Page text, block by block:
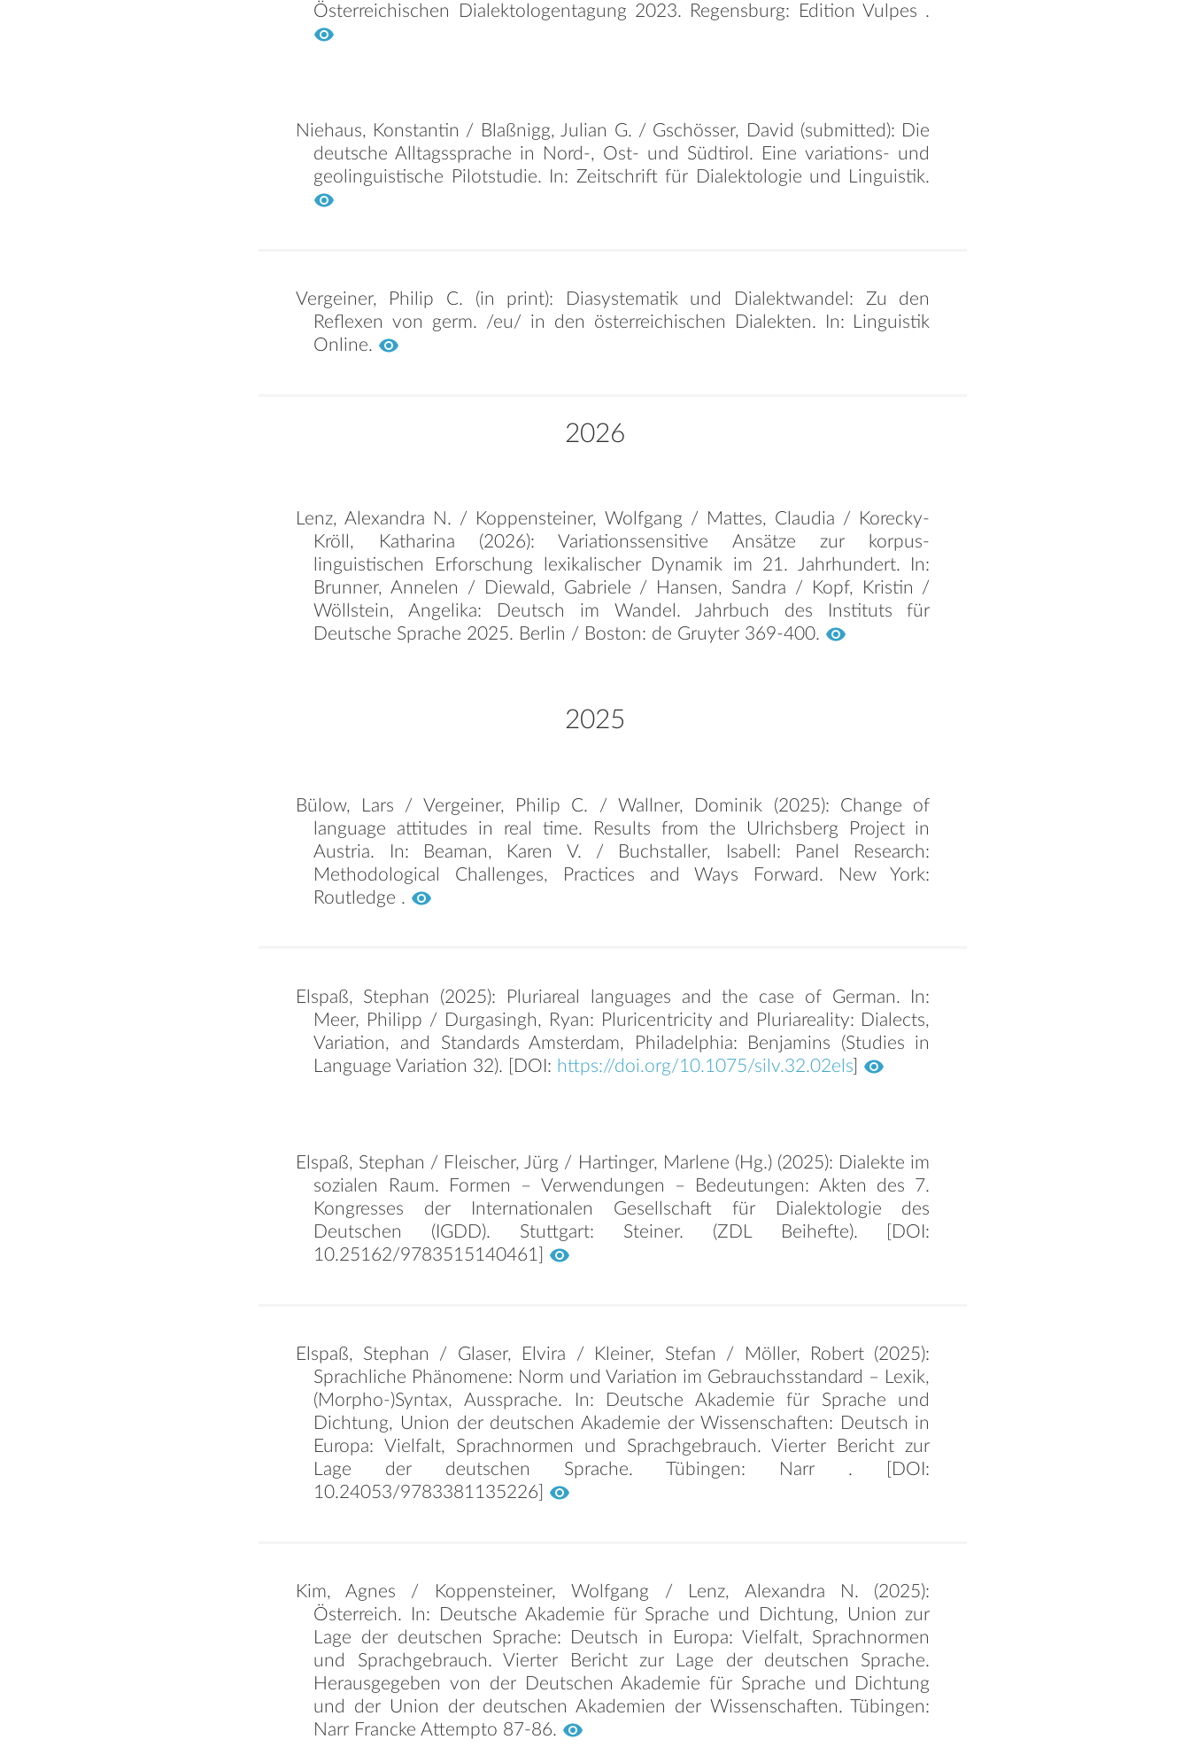
Vergeiner, Philip C. (in print): Diasystematik und Dialektwandel: Zu den
Reflexen von germ. /eu/ in den österreichischen Dialekten. In: Linguistik
Online.
Niehaus, Konstantin / Blaßnigg, Julian G. / Gschösser, David (submitted): Die
deutsche Alltagssprache in Nord-, Ost- und Südtirol. Eine variations- und
geolinguistische Pilotstudie. In: Zeitschrift für Dialektologie und Linguistik.
Österreichischen Dialektologentagung 2023. Regensburg: Edition Vulpes .
2026
Lenz, Alexandra N. / Koppensteiner, Wolfgang / Mattes, Claudia / Korecky-
Kröll, Katharina (2026): Variationssensitive Ansätze zur korpus-
linguistischen Erforschung lexikalischer Dynamik im 21. Jahrhundert. In:
Brunner, Annelen / Diewald, Gabriele / Hansen, Sandra / Kopf, Kristin /
Wöllstein, Angelika: Deutsch im Wandel. Jahrbuch des Instituts für
Deutsche Sprache 2025. Berlin / Boston: de Gruyter 369-400.
2025
Elspaß, Stephan / Glaser, Elvira / Kleiner, Stefan / Möller, Robert (2025):
Sprachliche Phänomene: Norm und Variation im Gebrauchsstandard – Lexik,
(Morpho-)Syntax, Aussprache. In: Deutsche Akademie für Sprache und
Dichtung, Union der deutschen Akademie der Wissenschaften: Deutsch in
Europa: Vielfalt, Sprachnormen und Sprachgebrauch. Vierter Bericht zur
Lage der deutschen Sprache. Tübingen: Narr . [DOI:
10.24053/9783381135226]
Elspaß, Stephan / Fleischer, Jürg / Hartinger, Marlene (Hg.) (2025): Dialekte im
sozialen Raum. Formen – Verwendungen – Bedeutungen: Akten des 7.
Kongresses der Internationalen Gesellschaft für Dialektologie des
Deutschen (IGDD). Stuttgart: Steiner. (ZDL Beihefte). [DOI:
10.25162/9783515140461]
Bülow, Lars / Vergeiner, Philip C. / Wallner, Dominik (2025): Change of
language attitudes in real time. Results from the Ulrichsberg Project in
Austria. In: Beaman, Karen V. / Buchstaller, Isabell: Panel Research:
Methodological Challenges, Practices and Ways Forward. New York:
Routledge .
Kim, Agnes / Koppensteiner, Wolfgang / Lenz, Alexandra N. (2025):
Österreich. In: Deutsche Akademie für Sprache und Dichtung, Union zur
Lage der deutschen Sprache: Deutsch in Europa: Vielfalt, Sprachnormen
und Sprachgebrauch. Vierter Bericht zur Lage der deutschen Sprache.
Herausgegeben von der Deutschen Akademie für Sprache und Dichtung
und der Union der deutschen Akademien der Wissenschaften. Tübingen:
Narr Francke Attempto 87-86.
Elspaß, Stephan (2025): Pluriareal languages and the case of German. In:
Meer, Philipp / Durgasingh, Ryan: Pluricentricity and Pluriareality: Dialects,
Variation, and Standards Amsterdam, Philadelphia: Benjamins (Studies in
Language Variation 32). [DOI: https://doi.org/10.1075/silv.32.02els